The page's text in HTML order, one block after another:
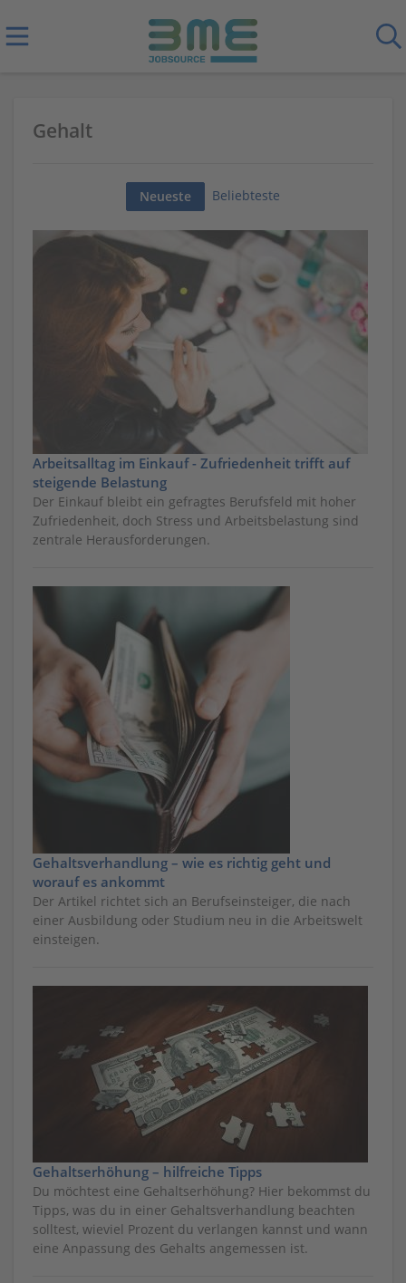
Gehalt
Neueste Beliebteste
Arbeitsalltag im Einkauf - Zufriedenheit trifft auf
steigende Belastung
Der Einkauf bleibt ein gefragtes Berufsfeld mit hoher
Zufriedenheit, doch Stress und Arbeitsbelastung sind
zentrale Herausforderungen.
Gehaltsverhandlung – wie es richtig geht und
worauf es ankommt
Der Artikel richtet sich an Berufseinsteiger, die nach
einer Ausbildung oder Studium neu in die Arbeitswelt
einsteigen.
Gehaltserhöhung – hilfreiche Tipps
Du möchtest eine Gehaltserhöhung? Hier bekommst du
Tipps, was du in einer Gehaltsverhandlung beachten
solltest, wieviel Prozent du verlangen kannst und wann
eine Anpassung des Gehalts angemessen ist.